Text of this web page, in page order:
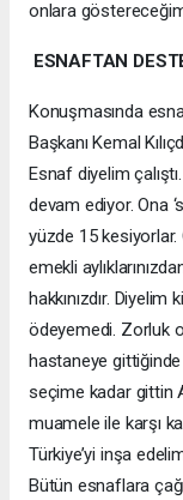
onlara
ESNAFTAN
Konuşmasında
Başkanı Kemal
Esnaf diyelim
devam ediyor. Ona
yüzde 15 kesiyorlar.
emekli
hakkınızdır.
ödeyemedi. Zorluk
hastaneye gittiğinde
seçime kadar gittin
muamele ile karşı
Türkiye’yi inşa
Bütün esnaflara